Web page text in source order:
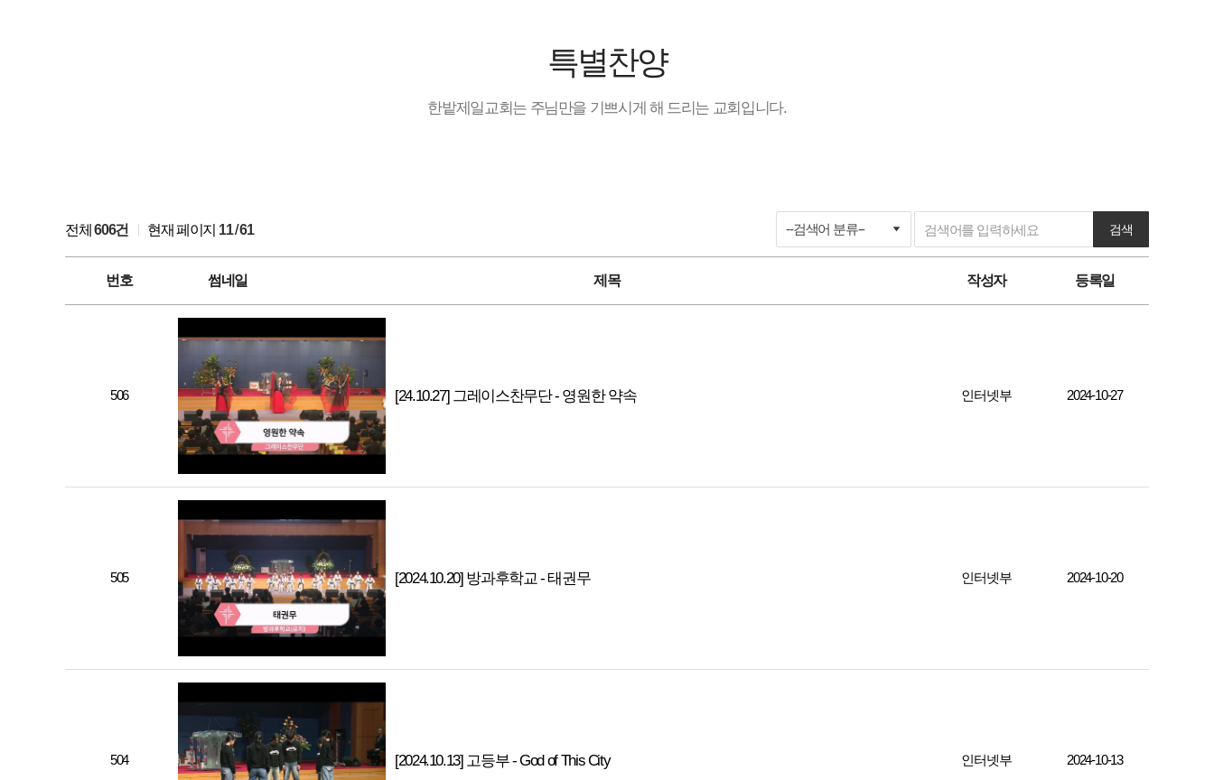
특별찬양
한밭제일교회는 주님만을 기쁘시게 해 드리는 교회입니다.
검색
전체606건 현재 페이지 11/61
번호 썸네일 제목 작성자 등록일
506 [24.10.27] 그레이스찬무단 - 영원한 약속 인터넷부 2024-10-27
505 [2024.10.20] 방과후학교 - 태권무 인터넷부 2024-10-20
504 [2024.10.13] 고등부 - God of This City 인터넷부 2024-10-13